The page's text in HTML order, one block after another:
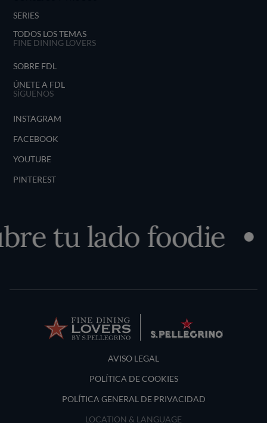
SERIES
TODOS LOS TEMAS
FINE DINING LOVERS
SOBRE FDL
ÚNETE A FDL
SÍGUENOS
INSTAGRAM
FACEBOOK
YOUTUBE
PINTEREST
tu lado foodie
Terms and Conditions
AVISO LEGAL
POLÍTICA DE COOKIES
POLÍTICA GENERAL DE PRIVACIDAD
LOCATION & LANGUAGE